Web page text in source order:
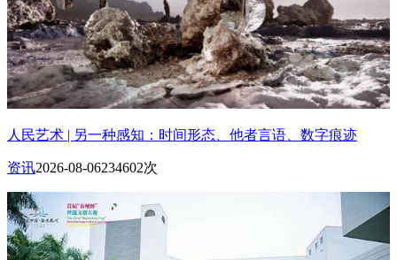
人民艺术 | 另一种感知：时间形态、他者言语、数字痕迹
资讯2026-08-06234602次